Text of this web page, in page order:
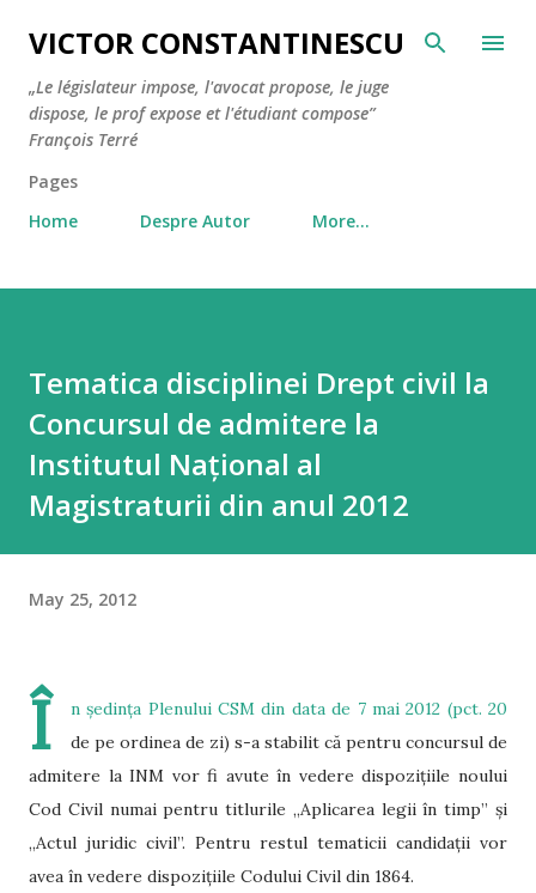
Skip to main content
VICTOR CONSTANTINESCU
„Le législateur impose, l'avocat propose, le juge
dispose, le prof expose et l'étudiant compose”
François Terré
Pages
Home
Despre Autor More…
Tematica disciplinei Drept civil la
Concursul de admitere la
Institutul Național al
Magistraturii din anul 2012
May 25, 2012
Î n ședința Plenului CSM din data de 7 mai 2012 (pct. 20
de pe ordinea de zi) s-a stabilit că pentru concursul de
admitere la INM vor fi avute în vedere dispozițiile noului
Cod Civil numai pentru titlurile „Aplicarea legii în timp” și
„Actul juridic civil”. Pentru restul tematicii candidații vor
avea în vedere dispozițiile Codului Civil din 1864.